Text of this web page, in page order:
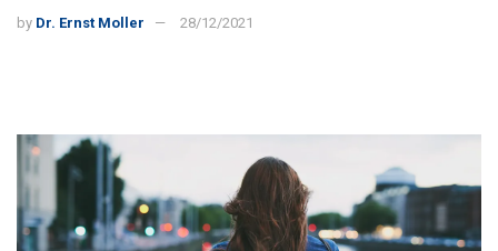
by Dr. Ernst Moller 28/12/2021